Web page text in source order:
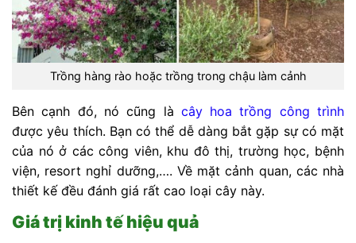
Trồng hàng rào hoặc trồng trong chậu làm cảnh
Bên cạnh đó, nó cũng là cây hoa trồng công trình
được yêu thích. Bạn có thể dễ dàng bắt gặp sự có mặt
của nó ở các công viên, khu đô thị, trường học, bệnh
viện, resort nghỉ dưỡng,…. Về mặt cảnh quan, các nhà
thiết kế đều đánh giá rất cao loại cây này.
Giá trị kinh tế hiệu quả